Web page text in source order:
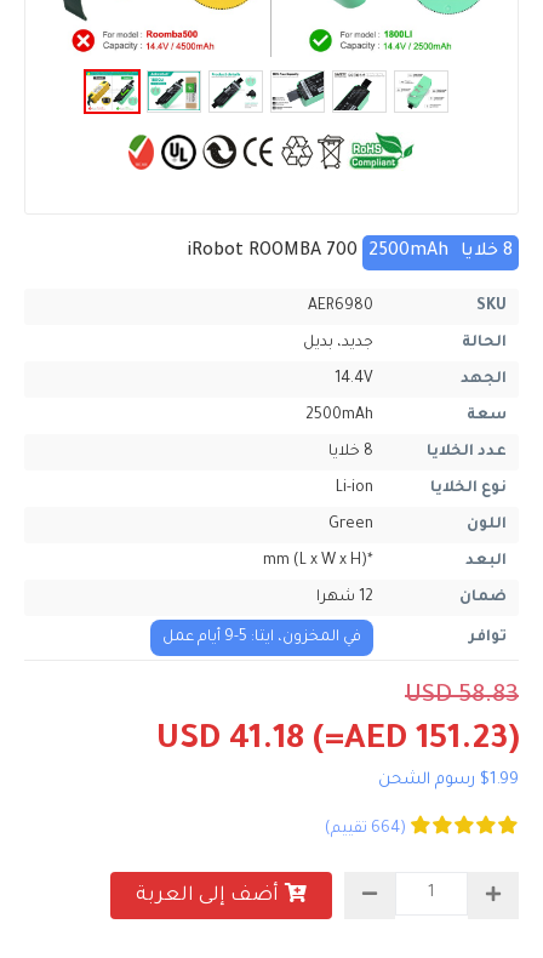
8 خلايا 2500mAh
SKU
AER6980
الحالة جديد، بديل
الجهد 14.4V
سعة 2500mAh
عدد الخلايا 8 خلايا
نوع الخلايا Li-ion
اللون Green
البعد *mm (L x W x H)
ضمان 12 شهرا
توافر في المخزون، ايتا: 5-9 أيام عمل
USD 58.83
USD 41.18 (=AED 151.23)
$1.99 رسوم الشحن
(664 تقييم)
أضف إلى العربة